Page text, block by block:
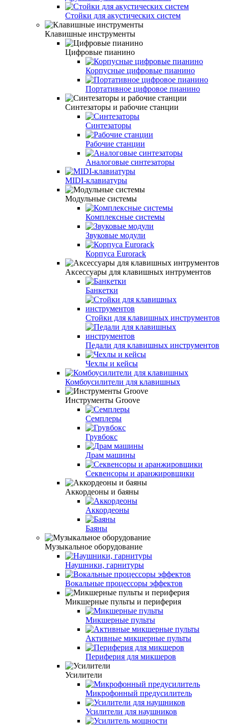
Стойки для акустических систем
Клавишные инструменты
Цифровые пианино
Корпусные цифровые пианино
Портативное цифровое пианино
Синтезаторы и рабочие станции
Синтезаторы
Рабочие станции
Аналоговые синтезаторы
MIDI-клавиатуры
Модульные системы
Комплексные системы
Звуковые модули
Корпуса Eurorack
Аксессуары для клавишных интрументов
Банкетки
Стойки для клавишных инструментов
Педали для клавишных инструментов
Чехлы и кейсы
Комбоусилители для клавишных
Инструменты Groove
Семплеры
Грувбокс
Драм машины
Секвенсоры и аранжировщики
Аккордеоны и баяны
Аккордеоны
Баяны
Музыкальное оборудование
Наушники, гарнитуры
Вокальные процессоры эффектов
Микшерные пульты и периферия
Микшерные пульты
Активные микшерные пульты
Периферия для микшеров
Усилители
Микрофонный предусилитель
Усилители для наушников